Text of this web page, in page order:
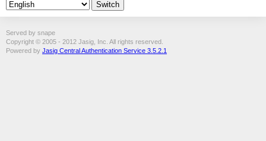
Served by snape
Copyright © 2005 - 2012 Jasig, Inc. All rights reserved.
Powered by Jasig Central Authentication Service 3.5.2.1